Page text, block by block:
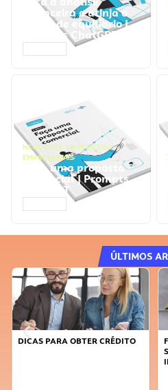
financeira e atinja o
ponto de equilíbrio |
Prompts ChatGPT
NEGÓCIOS, PROCESSOS
EMPRESARIAIS
Faça uma proposta
comercial | Prompts
ChatGPT
ÚLTIMOS
DICAS PARA OBTER CRÉDITO